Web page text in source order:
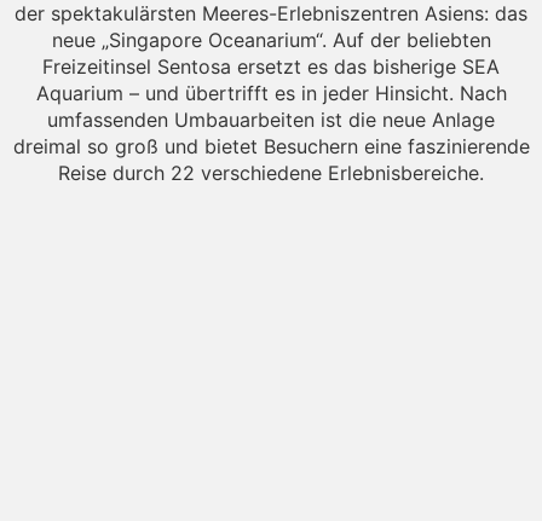
der spektakulärsten Meeres-Erlebniszentren Asiens: das
neue „Singapore Oceanarium“. Auf der beliebten
Freizeitinsel Sentosa ersetzt es das bisherige SEA
Aquarium – und übertrifft es in jeder Hinsicht. Nach
umfassenden Umbauarbeiten ist die neue Anlage
dreimal so groß und bietet Besuchern eine faszinierende
Reise durch 22 verschiedene Erlebnisbereiche.